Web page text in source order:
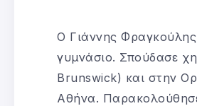
Ο Γιάννης
γυμνάσιο. Σπούδασε
Brunswick) και στην
Αθήνα.